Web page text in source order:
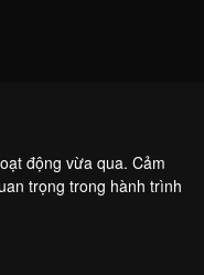
động vừa qua. Cảm
trọng trong hành trình